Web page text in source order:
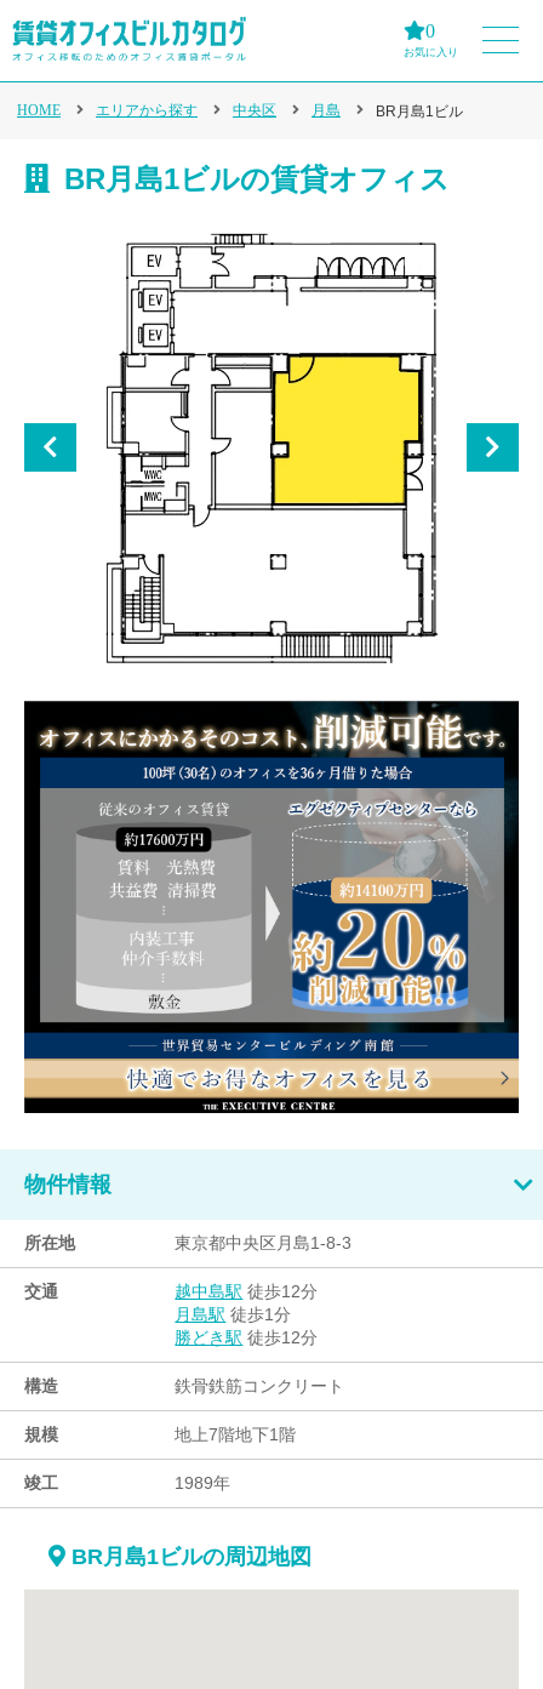
0
お気に入り
HOME エリアから探す 中央区 月島 BR月島1ビル
BR月島1ビルの賃貸オフィス
物件情報
所在地 東京都中央区月島1-8-3
交通 越中島駅 徒歩12分
月島駅 徒歩1分
勝どき駅 徒歩12分
構造 鉄骨鉄筋コンクリート
規模 地上7階地下1階
竣工 1989年
BR月島1ビルの周辺地図